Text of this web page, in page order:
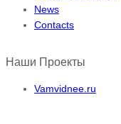
News
Contacts
Наши Проекты
Vamvidnee.ru